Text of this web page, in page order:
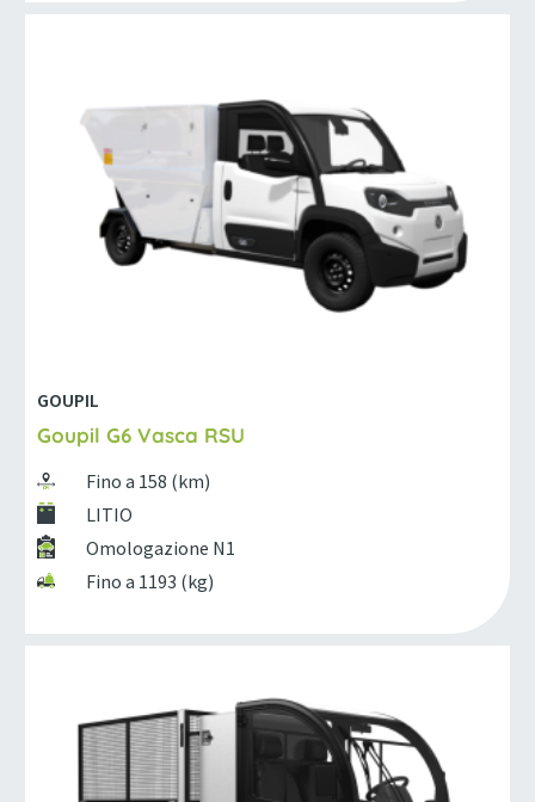
GOUPIL
Goupil G6 Vasca RSU
Fino a 158 (km)
LITIO
Omologazione N1
Fino a 1193 (kg)